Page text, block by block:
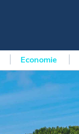
Economie